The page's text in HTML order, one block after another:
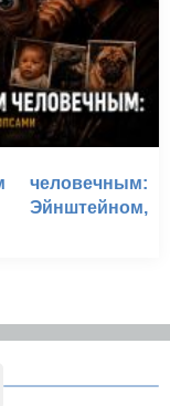
человечным: